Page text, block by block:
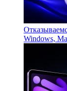
Windows,